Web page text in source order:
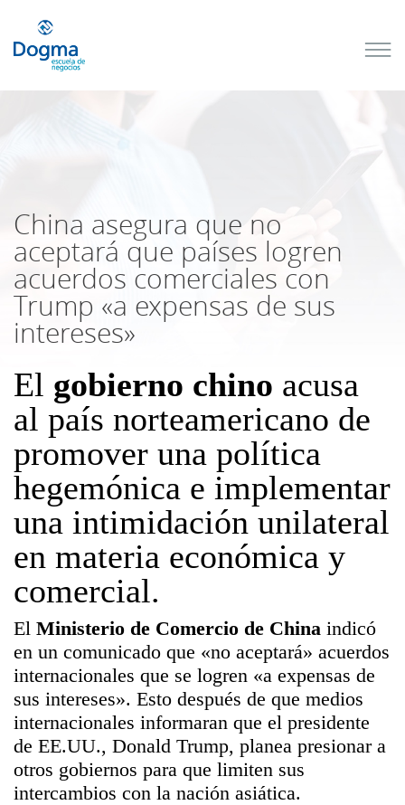
China asegura que no
aceptará que países logren
acuerdos comerciales con
Trump «a expensas de sus
intereses»
El gobierno chino acusa
al país norteamericano de
promover una política
hegemónica e implementar
una intimidación unilateral
en materia económica y
comercial.
El Ministerio de Comercio de China indicó
en un comunicado que «no aceptará» acuerdos
internacionales que se logren «a expensas de
sus intereses». Esto después de que medios
internacionales informaran que el presidente
de EE.UU., Donald Trump, planea presionar a
otros gobiernos para que limiten sus
intercambios con la nación asiática.
próximos